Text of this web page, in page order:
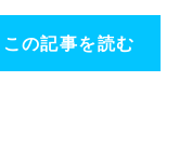
この記事を読む